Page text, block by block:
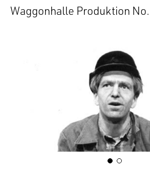
Waggonhalle Produktion